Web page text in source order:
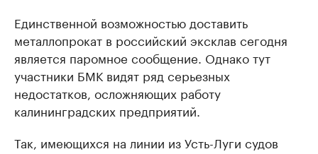
Единственной возможностью доставить
металлопрокат в российский эксклав сегодня
является паромное сообщение. Однако тут
участники БМК видят ряд серьезных
недостатков, осложняющих работу
калининградских предприятий.
Так, имеющихся на линии из Усть-Луги судов